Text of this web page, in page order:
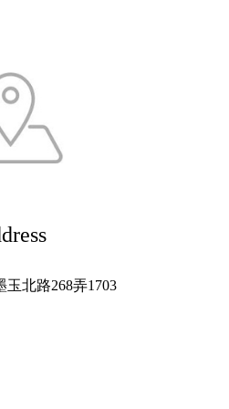
玉北路268弄1703